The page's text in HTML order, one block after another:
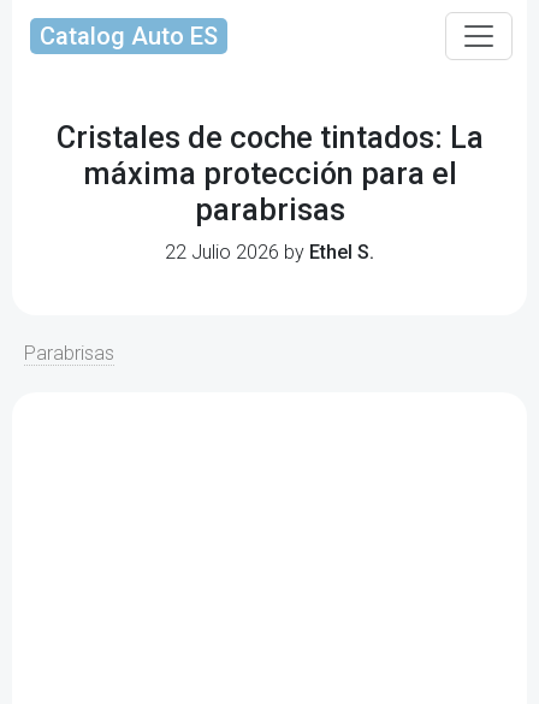
Catalog Auto ES
Cristales de coche tintados: La
máxima protección para el
parabrisas
22 Julio 2026 by Ethel S.
Parabrisas